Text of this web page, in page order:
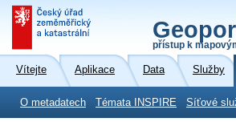
přístup k
Vítejte Aplikace Data Služby
O metadatech Témata INSPIRE Síťové